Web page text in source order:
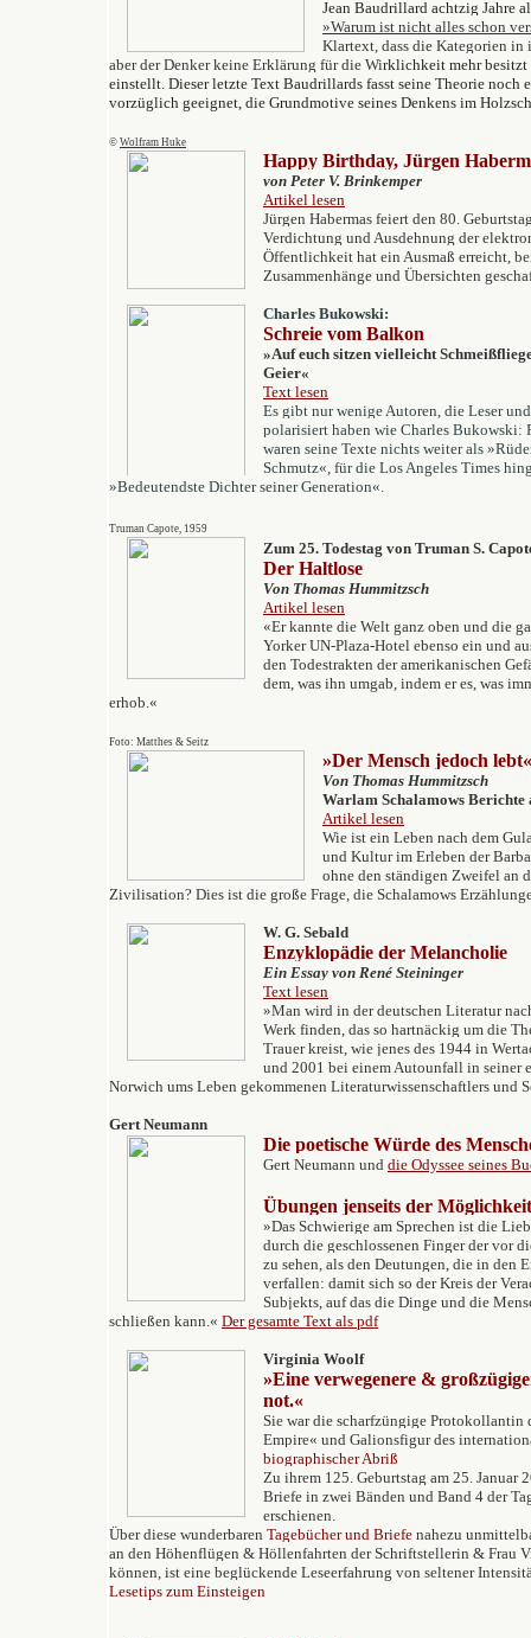
Jean Baudrillard achtzig Jahre
»Warum ist nicht alles schon
Klartext, dass die Kategorien in
aber der Denker keine Erklärung für die Wirklichkeit mehr besitzt
einstellt. Dieser letzte Text Baudrillards fasst seine Theorie noch
vorzüglich geeignet, die Grundmotive seines Denkens im
© Wolfram Huke
Happy Birthday, Jürgen
von Peter V. Brinkemper
Artikel lesen
Jürgen Habermas feiert den 80.
Verdichtung und Ausdehnung der
Öffentlichkeit hat ein Ausmaß erreicht,
Zusammenhänge und Übersichten
Charles Bukowski:
Schreie vom Balkon
»Auf euch sitzen vielleicht
Geier«
Text lesen
Es gibt nur wenige Autoren, die Leser
polarisiert haben wie Charles Bukowski:
waren seine Texte nichts weiter als
Schmutz«, für die Los Angeles Times
»Bedeutendste Dichter seiner Generation«.
Truman Capote, 1959
Zum 25. Todestag von Truman S.
Der Haltlose
Von Thomas Hummitzsch
Artikel lesen
«Er kannte die Welt ganz oben und die
Yorker UN-Plaza-Hotel ebenso ein und
den Todestrakten der amerikanischen
dem, was ihn umgab, indem er es, was
erhob.«
Foto: Matthes & Seitz
»Der Mensch jedoch lebt«
Von Thomas Hummitzsch
Warlam Schalamows Berichte
Artikel lesen
Wie ist ein Leben nach dem
und Kultur im Erleben der
ohne den ständigen Zweifel an
Zivilisation? Dies ist die große Frage, die Schalamows
W. G. Sebald
Enzyklopädie der Melancholie
Ein Essay von René Steininger
Text lesen
»Man wird in der deutschen Literatur
Werk finden, das so hartnäckig um die
Trauer kreist, wie jenes des 1944 in
und 2001 bei einem Autounfall in seiner
Norwich ums Leben gekommenen Literaturwissenschaftlers und
Gert Neumann
Die poetische Würde des
Gert Neumann und die Odyssee seines
Übungen jenseits der Möglichkeit
»Das Schwierige am Sprechen ist die
durch die geschlossenen Finger der vor
zu sehen, als den Deutungen, die in den
verfallen: damit sich so der Kreis der
Subjekts, auf das die Dinge und die
schließen kann.« Der gesamte Text als pdf
Virginia Woolf
»Eine verwegenere &
not.«
Sie war die scharfzüngige Protokollantin
Empire« und Galionsfigur des
biographischer Abriß
Zu ihrem 125. Geburtstag am 25. Januar
Briefe in zwei Bänden und Band 4 der
erschienen.
Über diese wunderbaren Tagebücher und Briefe nahezu
an den Höhenflügen & Höllenfahrten der Schriftstellerin & Frau
können, ist eine beglückende Leseerfahrung von seltener
Lesetips zum Einsteigen